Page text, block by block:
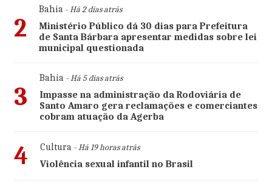
2
Bahia- Há 2 dias atrás
Ministério Público dá 30 dias para Prefeitura
de Santa Bárbara apresentar medidas sobre lei
municipal questionada
3
Bahia- Há 5 dias atrás
Impasse na administração da Rodoviária de
Santo Amaro gera reclamações e comerciantes
cobram atuação da Agerba
4 Cultura- Há 19 horas atrás
Violência sexual infantil no Brasil